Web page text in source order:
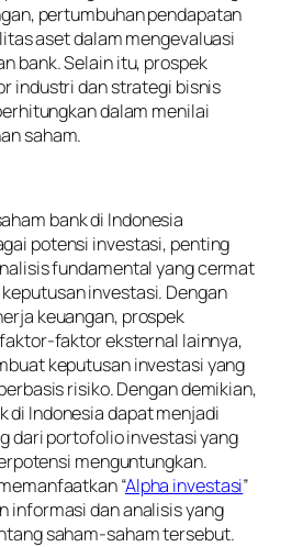
pertumbuhan pendapatan
aset dalam mengevaluasi
bank. Selain itu, prospek
industri dan strategi bisnis
dalam menilai
saham.
bank di Indonesia
potensi investasi, penting
fundamental yang cermat
investasi. Dengan
keuangan, prospek
faktor eksternal lainnya,
keputusan investasi yang
risiko. Dengan demikian,
di Indonesia dapat menjadi
dari portofolio investasi yang
menguntungkan.
“Alpha investasi”
informasi dan analisis yang
saham-saham tersebut.